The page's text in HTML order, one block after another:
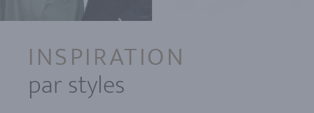
INSPIRATION
par styles